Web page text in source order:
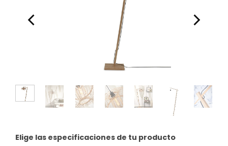
Elige las especificaciones de tu producto